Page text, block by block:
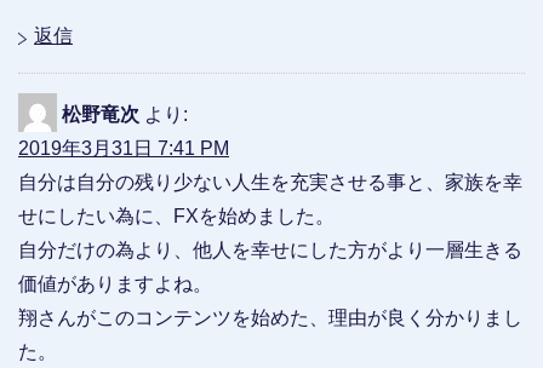
返信
松野竜次 より:
2019年3月31日 7:41 PM
自分は自分の残り少ない人生を充実させる事と、家族を幸
せにしたい為に、FXを始めました。
自分だけの為より、他人を幸せにした方がより一層生きる
価値がありますよね。
翔さんがこのコンテンツを始めた、理由が良く分かりまし
た。